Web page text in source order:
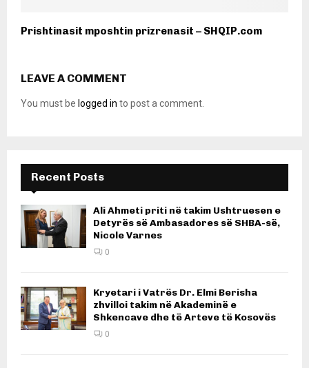
Prishtinasit mposhtin prizrenasit – SHQIP.com
LEAVE A COMMENT
You must be logged in to post a comment.
Recent Posts
Ali Ahmeti priti në takim Ushtruesen e
Detyrës së Ambasadores së SHBA-së,
Nicole Varnes
0
Kryetari i Vatrës Dr. Elmi Berisha
zhvilloi takim në Akademinë e
Shkencave dhe të Arteve të Kosovës
0